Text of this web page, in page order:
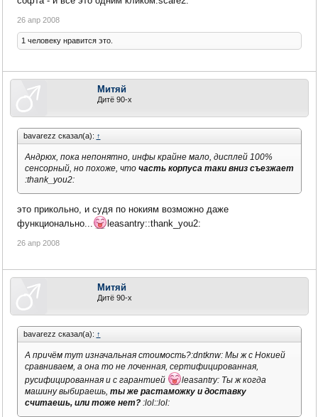
26 апр 2008
1 человеку нравится это.
Митяй
Дитё 90-х
bavarezz сказал(а): ↑
Андрюх, пока непонятно, инфы крайне мало, дисплей 100%
сенсорный, но похоже, что часть корпуса таки вниз съезжает
:thank_you2:
это прикольно, и судя по нокиям возможно даже
функционально...
leasantry::thank_you2:
26 апр 2008
Митяй
Дитё 90-х
bavarezz сказал(а): ↑
А причём тут изначальная стоимость?:dntknw: Мы ж с Нокией
сравниваем, а она то не лоченная, сертифицированная,
русифицированная и с гарантией
leasantry: Ты ж когда
машину выбираешь, ты же растаможку и доставку
считаешь, или тоже нет? :lol::lol: